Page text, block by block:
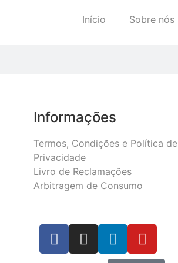
Início Sobre nós
Informações
Termos, Condições e Política de
Privacidade
Livro de Reclamações
Arbitragem de Consumo